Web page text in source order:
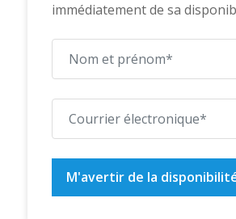
immédiatement de sa
M'avertir de la